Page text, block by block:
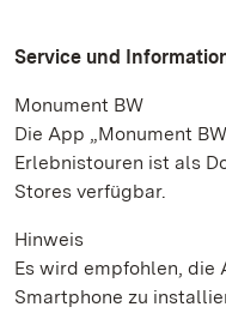
Service und
Monument BW
Die App „Monument
Erlebnistouren ist als
Stores verfügbar.
Hinweis
Es wird empfohlen, die
Smartphone zu